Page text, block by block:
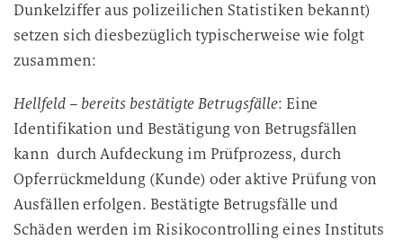
Dunkelziffer aus polizeilichen Statistiken bekannt)
setzen sich diesbezüglich typischerweise wie folgt
zusammen:
Hellfeld – bereits bestätigte Betrugsfälle: Eine
Identifikation und Bestätigung von Betrugsfällen
kann durch Aufdeckung im Prüfprozess, durch
Opferrückmeldung (Kunde) oder aktive Prüfung von
Ausfällen erfolgen. Bestätigte Betrugsfälle und
Schäden werden im Risikocontrolling eines Instituts